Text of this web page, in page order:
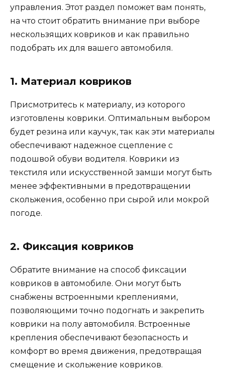
управления. Этот раздел поможет вам понять,
на что стоит обратить внимание при выборе
нескользящих ковриков и как правильно
подобрать их для вашего автомобиля.
1. Материал ковриков
Присмотритесь к материалу, из которого
изготовлены коврики. Оптимальным выбором
будет резина или каучук, так как эти материалы
обеспечивают надежное сцепление с
подошвой обуви водителя. Коврики из
текстиля или искусственной замши могут быть
менее эффективными в предотвращении
скольжения, особенно при сырой или мокрой
погоде.
2. Фиксация ковриков
Обратите внимание на способ фиксации
ковриков в автомобиле. Они могут быть
снабжены встроенными креплениями,
позволяющими точно подогнать и закрепить
коврики на полу автомобиля. Встроенные
крепления обеспечивают безопасность и
комфорт во время движения, предотвращая
смещение и скольжение ковриков.